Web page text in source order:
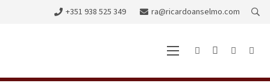
+351 938 525 349 ra@ricardoanselmo.com